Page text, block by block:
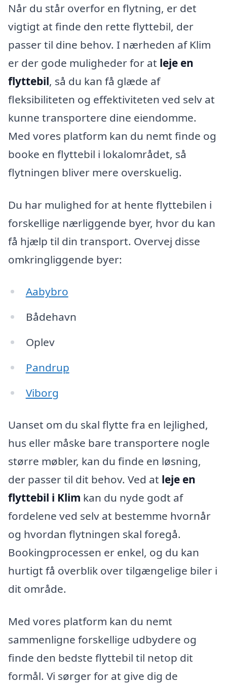
Når du står overfor en flytning, er det
vigtigt at finde den rette flyttebil, der
passer til dine behov. I nærheden af Klim
er der gode muligheder for at leje en
flyttebil, så du kan få glæde af
fleksibiliteten og effektiviteten ved selv at
kunne transportere dine eiendomme.
Med vores platform kan du nemt finde og
booke en flyttebil i lokalområdet, så
flytningen bliver mere overskuelig.
Du har mulighed for at hente flyttebilen i
forskellige nærliggende byer, hvor du kan
få hjælp til din transport. Overvej disse
omkringliggende byer:
Aabybro
Bådehavn
Oplev
Pandrup
Viborg
Uanset om du skal flytte fra en lejlighed,
hus eller måske bare transportere nogle
større møbler, kan du finde en løsning,
der passer til dit behov. Ved at leje en
flyttebil i Klim kan du nyde godt af
fordelene ved selv at bestemme hvornår
og hvordan flytningen skal foregå.
Bookingprocessen er enkel, og du kan
hurtigt få overblik over tilgængelige biler i
dit område.
Med vores platform kan du nemt
sammenligne forskellige udbydere og
finde den bedste flyttebil til netop dit
formål. Vi sørger for at give dig de